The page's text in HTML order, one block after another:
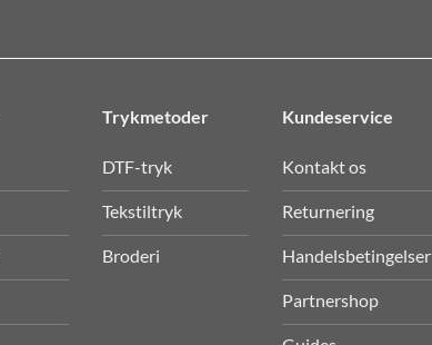
Trykmetoder
DTF-tryk
Tekstiltryk
Broderi
Kundeservice
Kontakt os
Returnering
Handelsbetingelser
Partnershop